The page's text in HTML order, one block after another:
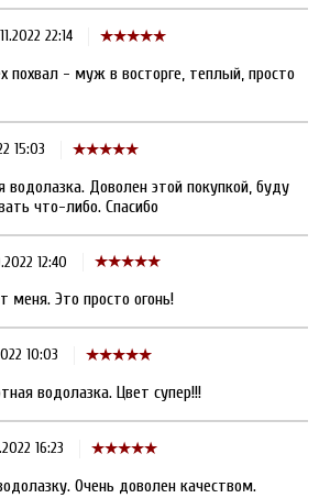
22:14
похвал - муж в восторге, теплый, просто
15:03
водолазка. Доволен этой покупкой, буду
что-либо. Спасибо
12:40
меня. Это просто огонь!
10:03
водолазка. Цвет супер!!!
16:23
Очень доволен качеством.